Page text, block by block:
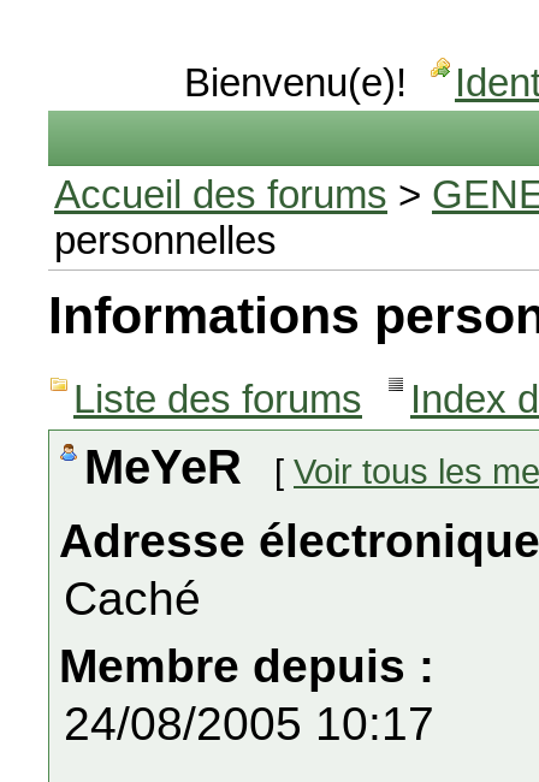
Bienvenu(e)!
Accueil des forums >
personnelles
Informations
Liste des forums Index
MeYeR [ Voir tous les
Adresse
Caché
Membre depuis :
24/08/2005 10:17